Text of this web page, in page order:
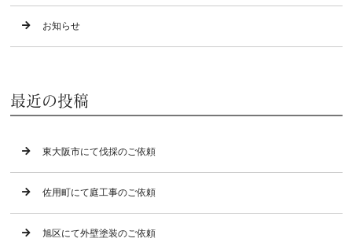
お知らせ
最近の投稿
東大阪市にて伐採のご依頼
佐用町にて庭工事のご依頼
旭区にて外壁塗装のご依頼